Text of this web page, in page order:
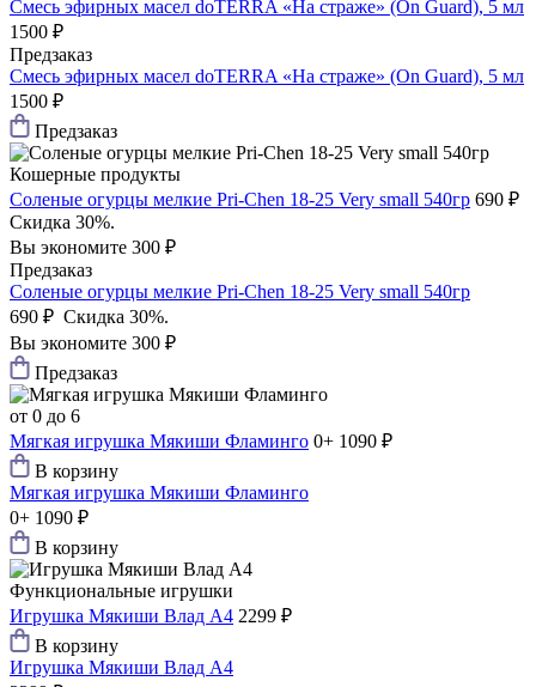
Смесь эфирных масел doTERRA «На страже» (On Guard), 5 мл
1500 ₽
Предзаказ
Смесь эфирных масел doTERRA «На страже» (On Guard), 5 мл
1500 ₽
Предзаказ
Кошерные продукты
Соленые огурцы мелкие Pri-Chen 18-25 Very small 540гр 690 ₽
Скидка 30%.
Вы экономите 300 ₽
Предзаказ
Соленые огурцы мелкие Pri-Chen 18-25 Very small 540гр
690 ₽ Скидка 30%.
Вы экономите 300 ₽
Предзаказ
от 0 до 6
Мягкая игрушка Мякиши Фламинго 0+ 1090 ₽
В корзину
Мягкая игрушка Мякиши Фламинго
0+ 1090 ₽
В корзину
Функциональные игрушки
Игрушка Мякиши Влад А4 2299 ₽
В корзину
Игрушка Мякиши Влад А4